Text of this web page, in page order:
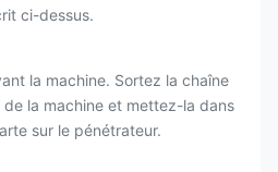
ci-dessus.
la machine. Sortez la chaîne
la machine et mettez-la dans
sur le pénétrateur.